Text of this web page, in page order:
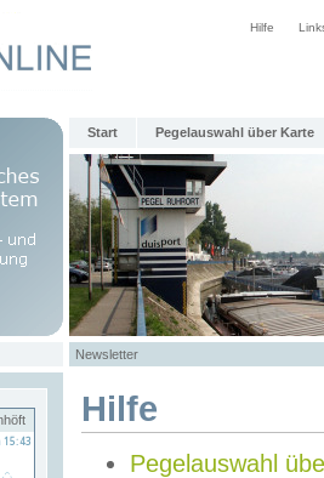
Hilfe
Start Pegelauswahl über Karte
Newsletter
Hilfe
Pegelauswahl